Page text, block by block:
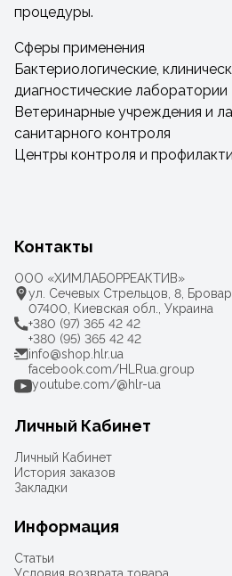
процедуры.
Сферы применения
Бактериологические,
диагностические лаборатории
Ветеринарные учреждения и
санитарного контроля
Центры контроля и
Контакты
ООО «ХИМЛАБОРРЕАКТИВ»
ул. Сечевых Стрельцов, 8,
07400, Киевская обл., Украина
+380 (97) 365 42 42
+380 (95) 365 42 42
info@shop.hlr.ua
facebook.com/HLRua.group
youtube.com/@hlr-ua
Личный Кабинет
Личный Кабинет
История заказов
Закладки
Информация
Статьи